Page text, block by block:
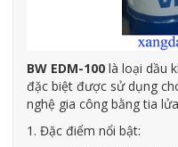
BW EDM-100 là loại dầu
đặc biệt được sử dụng
nghệ gia công bằng tia
1. Đặc điểm nổi bật: